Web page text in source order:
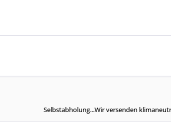
Selbstabholung...Wir versenden